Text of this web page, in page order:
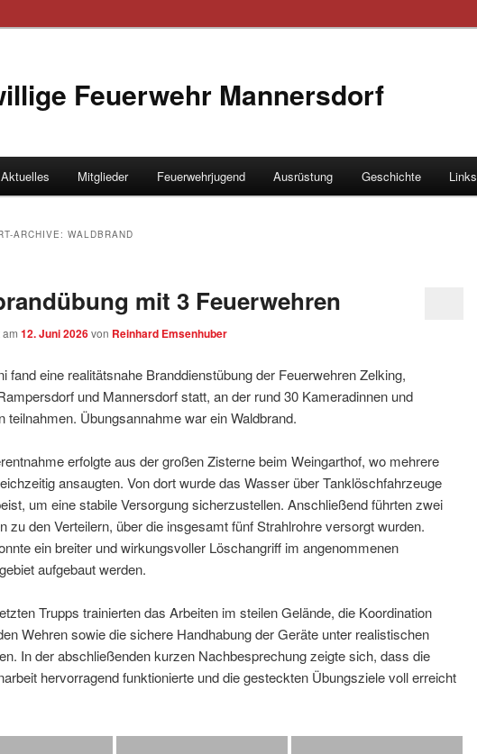
Feuerwehr Mannersdorf
wechselnInhalt wechseln
Aktuelles Mitglieder Feuerwehrjugend Ausrüstung Geschichte Links
ARCHIVE: WALDBRAND
mit 3 Feuerwehren
12. Juni 2026von Reinhard Emsenhuber
fand eine realitätsnahe Branddienstübung der Feuerwehren Zelking,
und Mannersdorf statt, an der rund 30 Kameradinnen und
teilnahmen. Übungsannahme war ein Waldbrand.
erfolgte aus der großen Zisterne beim Weingarthof, wo mehrere
ansaugten. Von dort wurde das Wasser über Tanklöschfahrzeuge
um eine stabile Versorgung sicherzustellen. Anschließend führten zwei
zu den Verteilern, über die insgesamt fünf Strahlrohre versorgt wurden.
ein breiter und wirkungsvoller Löschangriff im angenommenen
aufgebaut werden.
Trupps trainierten das Arbeiten im steilen Gelände, die Koordination
Wehren sowie die sichere Handhabung der Geräte unter realistischen
In der abschließenden kurzen Nachbesprechung zeigte sich, dass die
hervorragend funktionierte und die gesteckten Übungsziele voll erreicht